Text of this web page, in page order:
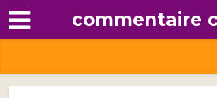
commentaire